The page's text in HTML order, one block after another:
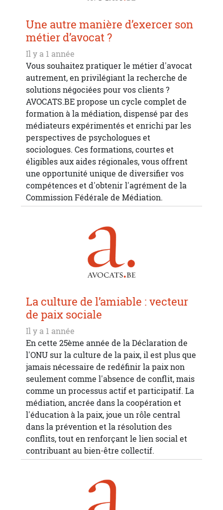
Une autre manière d’exercer son
métier d’avocat ?
Il y a 1 année
Vous souhaitez pratiquer le métier d'avocat
autrement, en privilégiant la recherche de
solutions négociées pour vos clients ?
AVOCATS.BE propose un cycle complet de
formation à la médiation, dispensé par des
médiateurs expérimentés et enrichi par les
perspectives de psychologues et
sociologues. Ces formations, courtes et
éligibles aux aides régionales, vous offrent
une opportunité unique de diversifier vos
compétences et d'obtenir l'agrément de la
Commission Fédérale de Médiation.
La culture de l’amiable : vecteur
de paix sociale
Il y a 1 année
En cette 25ème année de la Déclaration de
l'ONU sur la culture de la paix, il est plus que
jamais nécessaire de redéfinir la paix non
seulement comme l'absence de conflit, mais
comme un processus actif et participatif. La
médiation, ancrée dans la coopération et
l'éducation à la paix, joue un rôle central
dans la prévention et la résolution des
conflits, tout en renforçant le lien social et
contribuant au bien-être collectif.